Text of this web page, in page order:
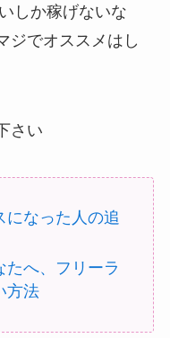
しか稼げないな
ジでオススメはし
さい
になった人の追
たへ、フリーラ
方法